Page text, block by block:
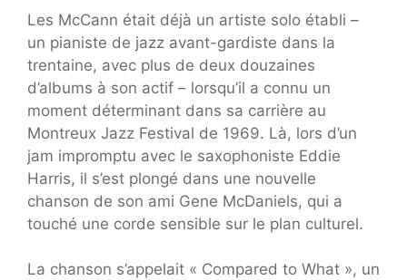
Les McCann était déjà un artiste solo établi –
un pianiste de jazz avant-gardiste dans la
trentaine, avec plus de deux douzaines
d’albums à son actif – lorsqu’il a connu un
moment déterminant dans sa carrière au
Montreux Jazz Festival de 1969. Là, lors d’un
jam impromptu avec le saxophoniste Eddie
Harris, il s’est plongé dans une nouvelle
chanson de son ami Gene McDaniels, qui a
touché une corde sensible sur le plan culturel.
La chanson s’appelait « Compared to What », un